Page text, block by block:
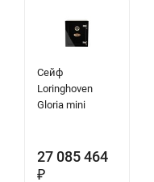
Сейф
Loringhoven
Gloria mini
27 085 464
₽